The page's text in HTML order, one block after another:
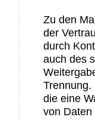
Zu den
der
durch
auch des
Trennung.
die eine
von